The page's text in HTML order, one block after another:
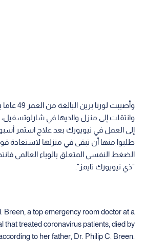
وأصيبت
وانتقلت إلى منزل والديها في شارلوتسفيل،
إلى العمل في نيويورك بعد علاج استمر
طلبوا منها أن تبقى في منزلها لاستعادة
الضغط النفسي المتعلق بالوباء العالمي
"ذي نيويورك تايمز".
Breen, a top emergency room doctor at a
that treated coronavirus patients, died by
to her father, Dr. Philip C. Breen.